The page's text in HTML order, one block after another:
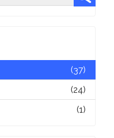
(37)
(24)
(1)